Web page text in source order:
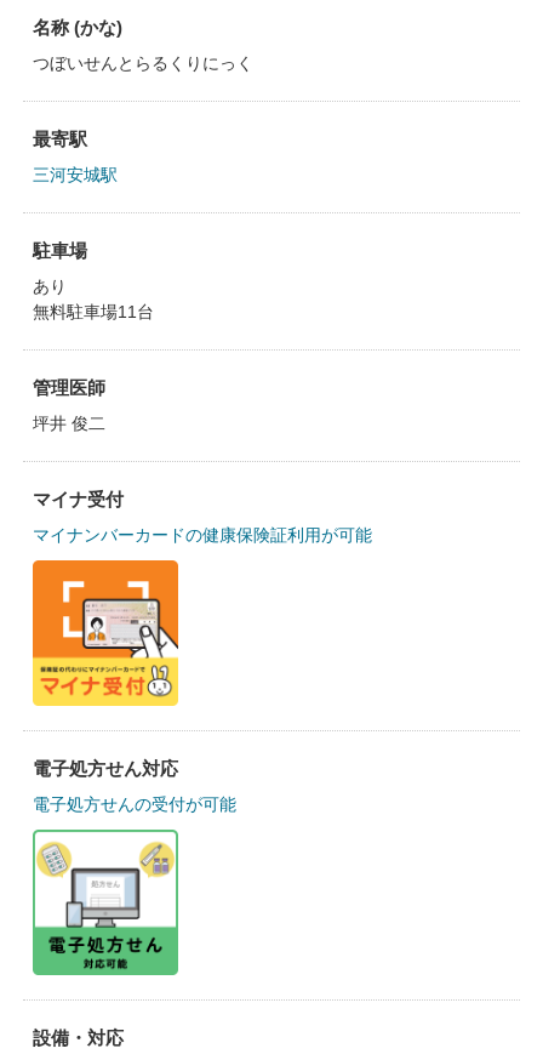
名称 (かな)
つぼいせんとらるくりにっく
最寄駅
三河安城駅
駐車場
あり
無料駐車場11台
管理医師
坪井 俊二
マイナ受付
マイナンバーカードの健康保険証利用が可能
電子処方せん対応
電子処方せんの受付が可能
設備・対応